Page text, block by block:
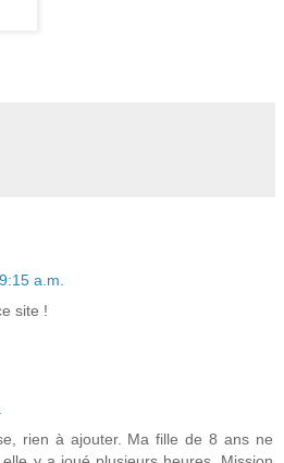
9:15 a.m.
site !
rien à ajouter. Ma fille de 8 ans ne